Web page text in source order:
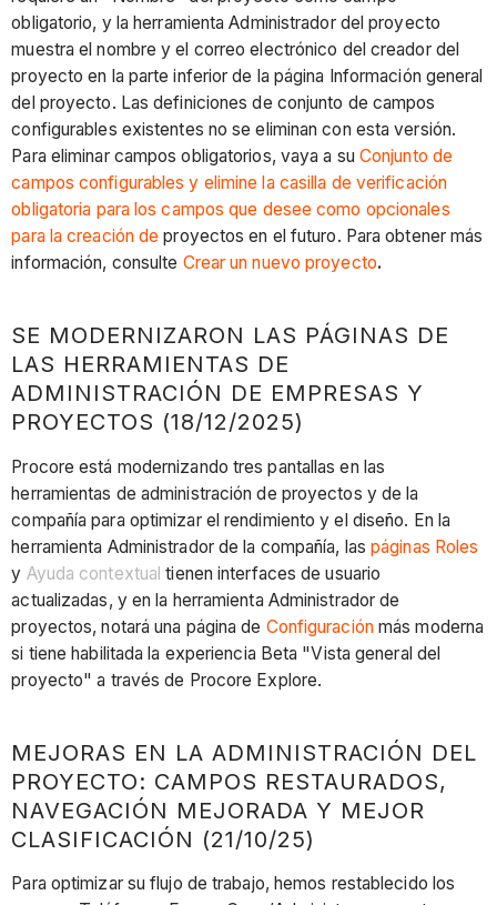
obligatorio, y la herramienta Administrador del proyecto
muestra el nombre y el correo electrónico del creador del
proyecto en la parte inferior de la página Información general
del proyecto. Las definiciones de conjunto de campos
configurables existentes no se eliminan con esta versión.
Para eliminar campos obligatorios, vaya a su Conjunto de
campos configurables y elimine la casilla de verificación
obligatoria para los campos que desee como opcionales
para la creación de proyectos en el futuro. Para obtener más
información, consulte Crear un nuevo proyecto.
SE MODERNIZARON LAS PÁGINAS DE
LAS HERRAMIENTAS DE
ADMINISTRACIÓN DE EMPRESAS Y
PROYECTOS (18/12/2025)
Procore está modernizando tres pantallas en las
herramientas de administración de proyectos y de la
compañía para optimizar el rendimiento y el diseño. En la
herramienta Administrador de la compañía, las páginas Roles
y Ayuda contextual tienen interfaces de usuario
actualizadas, y en la herramienta Administrador de
proyectos, notará una página de Configuraciónmás moderna
si tiene habilitada la experiencia Beta "Vista general del
proyecto" a través de Procore Explore.
MEJORAS EN LA ADMINISTRACIÓN DEL
PROYECTO: CAMPOS RESTAURADOS,
NAVEGACIÓN MEJORADA Y MEJOR
CLASIFICACIÓN (21/10/25)
Para optimizar su flujo de trabajo, hemos restablecido los